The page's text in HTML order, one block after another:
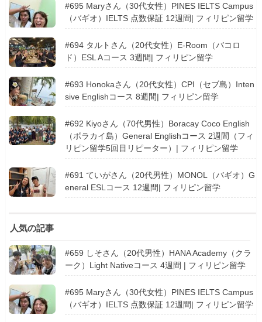
#695 Maryさん（30代女性）PINES IELTS Campus
（バギオ）IELTS 点数保証 12週間| フィリピン留学
#694 タルトさん（20代女性）E-Room（バコロ
ド）ESL Aコース 3週間| フィリピン留学
#693 Honokaさん（20代女性）CPI（セブ島）Inten
sive Englishコース 8週間| フィリピン留学
#692 Kiyoさん（70代男性）Boracay Coco English
（ボラカイ島）General Englishコース 2週間（フィ
リピン留学5回目リピーター）| フィリピン留学
#691 ていがさん（20代男性）MONOL（バギオ）G
eneral ESLコース 12週間| フィリピン留学
人気の記事
#659 しそさん（20代男性）HANA Academy（クラ
ーク）Light Nativeコース 4週間 | フィリピン留学
#695 Maryさん（30代女性）PINES IELTS Campus
（バギオ）IELTS 点数保証 12週間| フィリピン留学